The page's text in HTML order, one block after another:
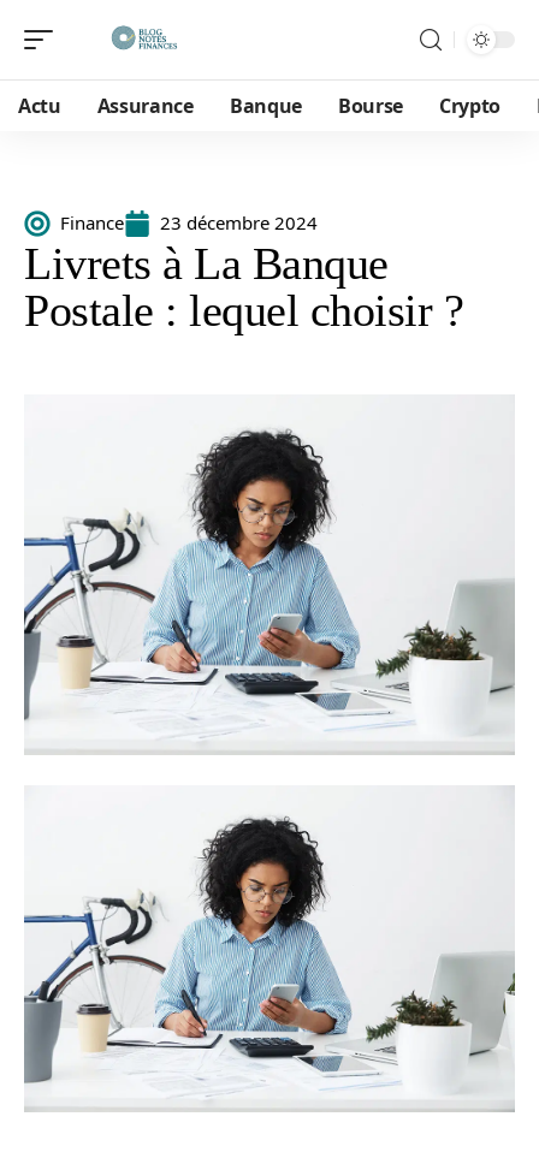
Actu Assurance Banque Bourse Crypto
Finance 23 décembre 2024
Livrets à La Banque
Postale : lequel choisir ?